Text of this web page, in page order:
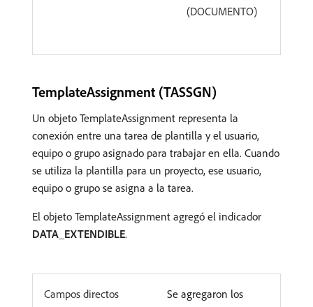
(DOCUMENTO)
TemplateAssignment (TASSGN)
Un objeto TemplateAssignment representa la
conexión entre una tarea de plantilla y el usuario,
equipo o grupo asignado para trabajar en ella. Cuando
se utiliza la plantilla para un proyecto, ese usuario,
equipo o grupo se asigna a la tarea.
El objeto TemplateAssignment agregó el indicador
DATA_EXTENDIBLE.
Campos directos
Se agregaron los